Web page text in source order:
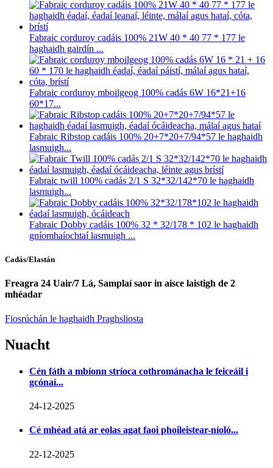
Fabraic corduroy cadáis 100% 21W 40 * 40 77 * 177 le
haghaidh gairdín ...
Fabraic corduroy mboilgeog 100% cadás 6W 16*21+16
60*17...
Fabraic Ribstop cadáis 100% 20+7*20+7/94*57 le haghaidh
lasmuigh...
Fabraic twill 100% cadás 2/1 S 32*32/142*70 le haghaidh
lasmuigh...
Fabraic Dobby cadáis 100% 32 * 32/178 * 102 le haghaidh
gníomhaíochtaí lasmuigh ...
Cadás/Elastán
Freagra 24 Uair/7 Lá, Samplaí saor in aisce laistigh de 2
mhéadar
Fiosrúchán le haghaidh Praghsliosta
Nuacht
Cén fáth a mbíonn stríoca cothrománacha le feiceáil i
gcónaí...
24-12-2025
Cé mhéad atá ar eolas agat faoi phoileistear-níoló...
22-12-2025